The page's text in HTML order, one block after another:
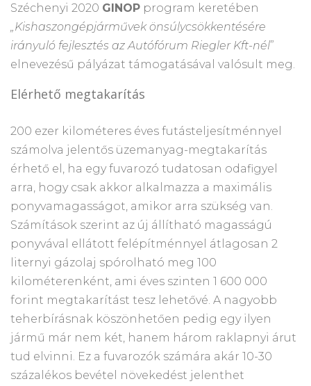
Széchenyi 2020 GINOP program keretében
„Kishaszongépjárművek önsúlycsökkentésére
irányuló fejlesztés az Autófórum Riegler Kft-nél”
elnevezésű pályázat támogatásával valósult meg.
Elérhető megtakarítás
200 ezer kilométeres éves futásteljesítménnyel
számolva jelentős üzemanyag-megtakarítás
érhető el, ha egy fuvarozó tudatosan odafigyel
arra, hogy csak akkor alkalmazza a maximális
ponyvamagasságot, amikor arra szükség van.
Számítások szerint az új állítható magasságú
ponyvával ellátott felépítménnyel átlagosan 2
liternyi gázolaj spórolható meg 100
kilométerenként, ami éves szinten 1 600 000
forint megtakarítást tesz lehetővé. A nagyobb
teherbírásnak köszönhetően pedig egy ilyen
jármű már nem két, hanem három raklapnyi árut
tud elvinni. Ez a fuvarozók számára akár 10-30
százalékos bevétel növekedést jelenthet